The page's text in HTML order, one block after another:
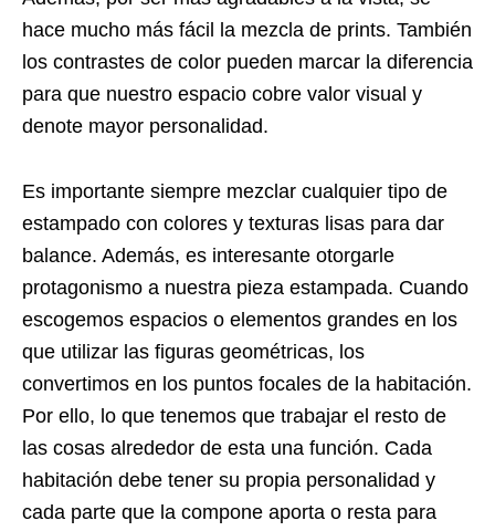
hace mucho más fácil la mezcla de prints. También
los contrastes de color pueden marcar la diferencia
para que nuestro espacio cobre valor visual y
denote mayor personalidad.
Es importante siempre mezclar cualquier tipo de
estampado con colores y texturas lisas para dar
balance. Además, es interesante otorgarle
protagonismo a nuestra pieza estampada. Cuando
escogemos espacios o elementos grandes en los
que utilizar las figuras geométricas, los
convertimos en los puntos focales de la habitación.
Por ello, lo que tenemos que trabajar el resto de
las cosas alrededor de esta una función. Cada
habitación debe tener su propia personalidad y
cada parte que la compone aporta o resta para